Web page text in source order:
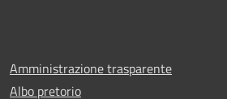
Amministrazione trasparente
Albo pretorio